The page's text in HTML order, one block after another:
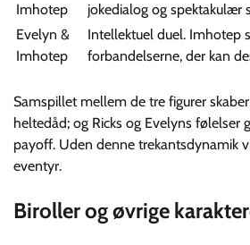
Imhotep
jokedialog og spektakulær
Evelyn &
Imhotep
Intellektuel duel. Imhotep
forbandelserne, der kan
Samspillet mellem de tre figurer
heltedåd; og Ricks og Evelyns
payoff. Uden denne trekantsdynamik
eventyr.
Biroller og øvrige